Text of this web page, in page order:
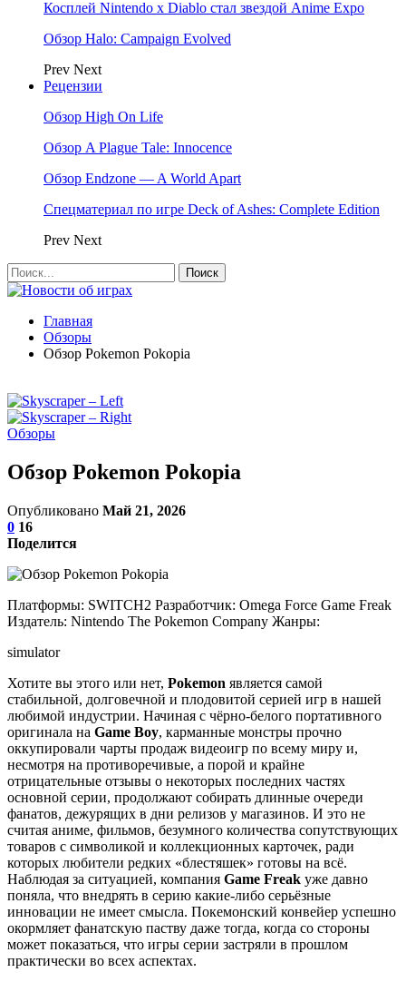
Косплей Nintendo x Diablo стал звездой Anime Expo
Обзор Halo: Campaign Evolved
Prev Next
Рецензии
Обзор High On Life
Обзор A Plague Tale: Innocence
Обзор Endzone — A World Apart
Спецматериал по игре Deck of Ashes: Complete Edition
Prev Next
Главная
Обзоры
Обзор Pokemon Pokopia
Обзоры
Обзор Pokemon Pokopia
Опубликовано Май 21, 2026
0 16
Поделится
Платформы: SWITCH2 Разработчик: Omega Force Game Freak
Издатель: Nintendo The Pokemon Company Жанры:
simulator
Хотите вы этого или нет, Pokemon является самой
стабильной, долговечной и плодовитой серией игр в нашей
любимой индустрии. Начиная с чёрно-белого портативного
оригинала на Game Boy, карманные монстры прочно
оккупировали чарты продаж видеоигр по всему миру и,
несмотря на противоречивые, а порой и крайне
отрицательные отзывы о некоторых последних частях
основной серии, продолжают собирать длинные очереди
фанатов, дежурящих в дни релизов у магазинов. И это не
считая аниме, фильмов, безумного количества сопутствующих
товаров с символикой и коллекционных карточек, ради
которых любители редких «блестяшек» готовы на всё.
Наблюдая за ситуацией, компания Game Freak уже давно
поняла, что внедрять в серию какие-либо серьёзные
инновации не имеет смысла. Покемонский конвейер успешно
окормляет фанатскую паству даже тогда, когда со стороны
может показаться, что игры серии застряли в прошлом
практически во всех аспектах.